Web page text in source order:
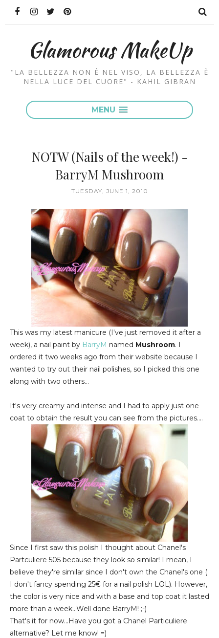
Glamorous MakeUp
"LA BELLEZZA NON È NEL VISO, LA BELLEZZA È
NELLA LUCE DEL CUORE" - KAHIL GIBRAN
MENU
NOTW (Nails of the week!) -
BarryM Mushroom
TUESDAY, JUNE 1, 2010
This was my latest manicure (I've just removed it after a
week), a nail paint by BarryM named Mushroom. I
ordered it two weeks ago from their website because I
wanted to try out their nail polishes, so I picked this one
along with two others...
It's very creamy and intense and I had to apply just one
coat to obtain the result you can see from the pictures....
Since I first saw this polish I thought about Chanel's
Partculiere 505 because they look so similar! I mean, I
believe they're similar since I don't own the Chanel's one (
I don't fancy spending 25€ for a nail polish LOL). However,
the color is very nice and with a base and top coat it lasted
more than a week...Well done BarryM! ;-)
That's it for now...Have you got a Chanel Particuliere
alternative? Let me know! =)